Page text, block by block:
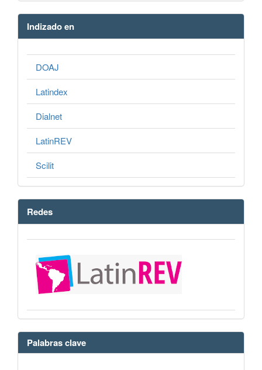
Indizado en
DOAJ
Latindex
Dialnet
LatinREV
Scilit
Redes
Palabras clave